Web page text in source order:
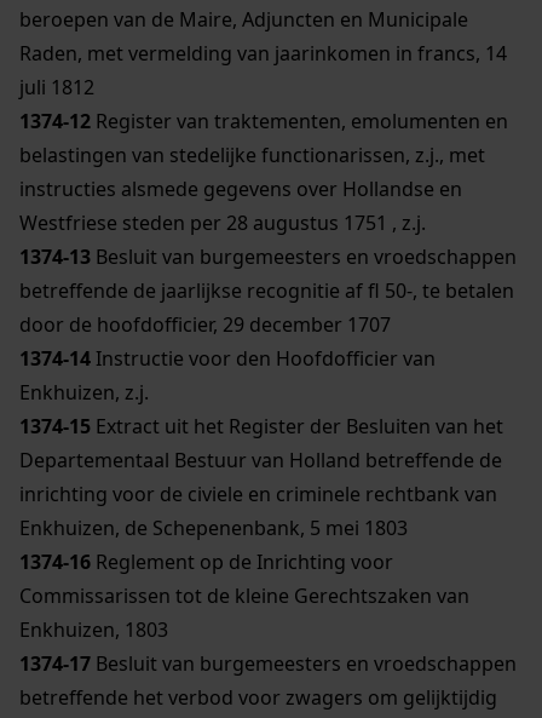
beroepen van de Maire, Adjuncten en Municipale
Raden, met vermelding van jaarinkomen in francs, 14
juli 1812
1374-12 Register van traktementen, emolumenten en
belastingen van stedelijke functionarissen, z.j., met
instructies alsmede gegevens over Hollandse en
Westfriese steden per 28 augustus 1751 , z.j.
1374-13 Besluit van burgemeesters en vroedschappen
betreffende de jaarlijkse recognitie af fl 50-, te betalen
door de hoofdofficier, 29 december 1707
1374-14 Instructie voor den Hoofdofficier van
Enkhuizen, z.j.
1374-15 Extract uit het Register der Besluiten van het
Departementaal Bestuur van Holland betreffende de
inrichting voor de civiele en criminele rechtbank van
Enkhuizen, de Schepenenbank, 5 mei 1803
1374-16 Reglement op de Inrichting voor
Commissarissen tot de kleine Gerechtszaken van
Enkhuizen, 1803
1374-17 Besluit van burgemeesters en vroedschappen
betreffende het verbod voor zwagers om gelijktijdig